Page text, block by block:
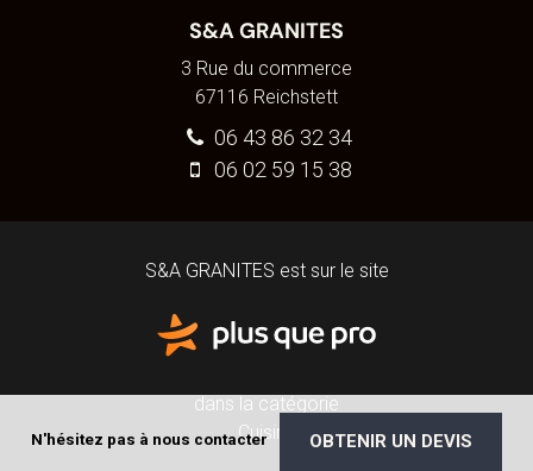
N'hésitez pas à nous contacter OBTENIR UN DEVIS
S&A GRANITES
3 Rue du commerce
67116 Reichstett
06 43 86 32 34
06 02 59 15 38
S&A GRANITES est sur le site
dans la catégorie
Cuisine